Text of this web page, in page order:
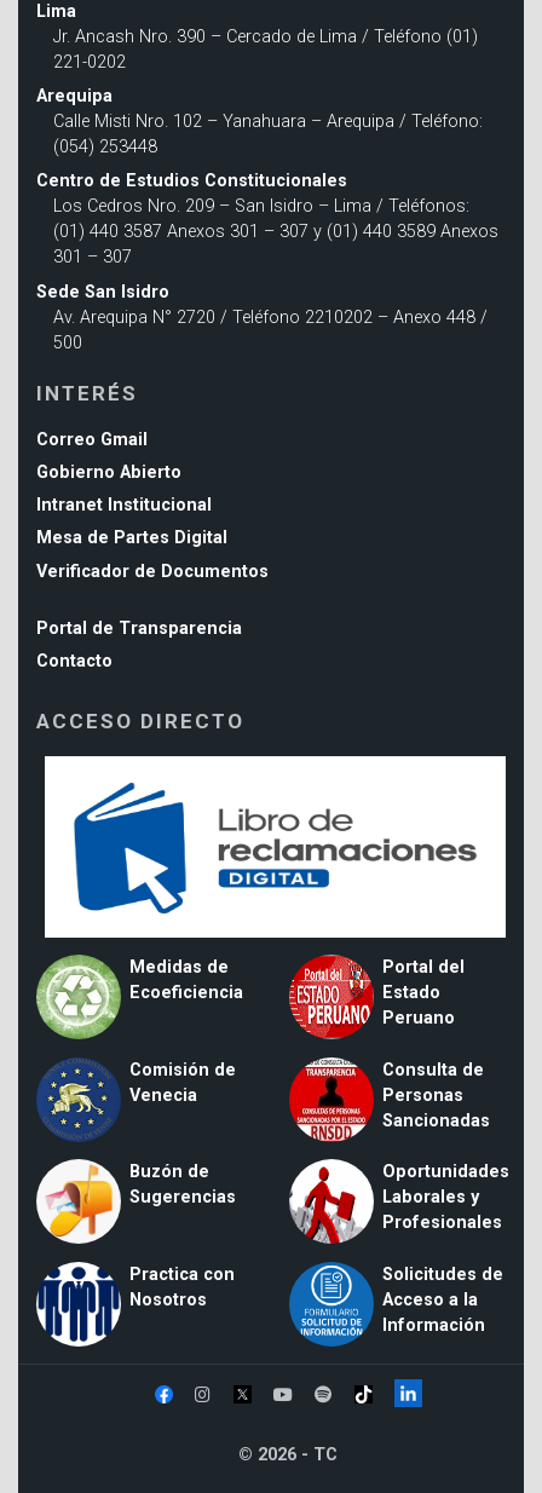
Lima
Jr. Ancash Nro. 390 – Cercado de Lima / Teléfono (01)
221-0202
Arequipa
Calle Misti Nro. 102 – Yanahuara – Arequipa / Teléfono:
(054) 253448
Centro de Estudios Constitucionales
Los Cedros Nro. 209 – San Isidro – Lima / Teléfonos:
(01) 440 3587 Anexos 301 – 307 y (01) 440 3589 Anexos
301 – 307
Sede San Isidro
Av. Arequipa N° 2720 / Teléfono 2210202 – Anexo 448 /
500
INTERÉS
Correo Gmail
Gobierno Abierto
Intranet Institucional
Mesa de Partes Digital
Verificador de Documentos
Portal de Transparencia
Contacto
ACCESO DIRECTO
Medidas de
Ecoeficiencia
Portal del
Estado
Peruano
Comisión de
Venecia
Consulta de
Personas
Sancionadas
Buzón de
Sugerencias
Oportunidades
Laborales y
Profesionales
Practica con
Nosotros
Solicitudes de
Acceso a la
Información
© 2026 - TC